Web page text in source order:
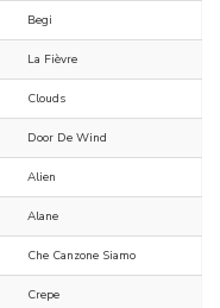
Begi
La Fièvre
Clouds
Door De Wind
Alien
Alane
Che Canzone Siamo
Crepe